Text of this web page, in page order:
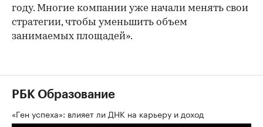
году. Многие компании уже начали менять свои
стратегии, чтобы уменьшить объем
занимаемых площадей».
РБК Образование
«Ген успеха»: влияет ли ДНК на карьеру и доход